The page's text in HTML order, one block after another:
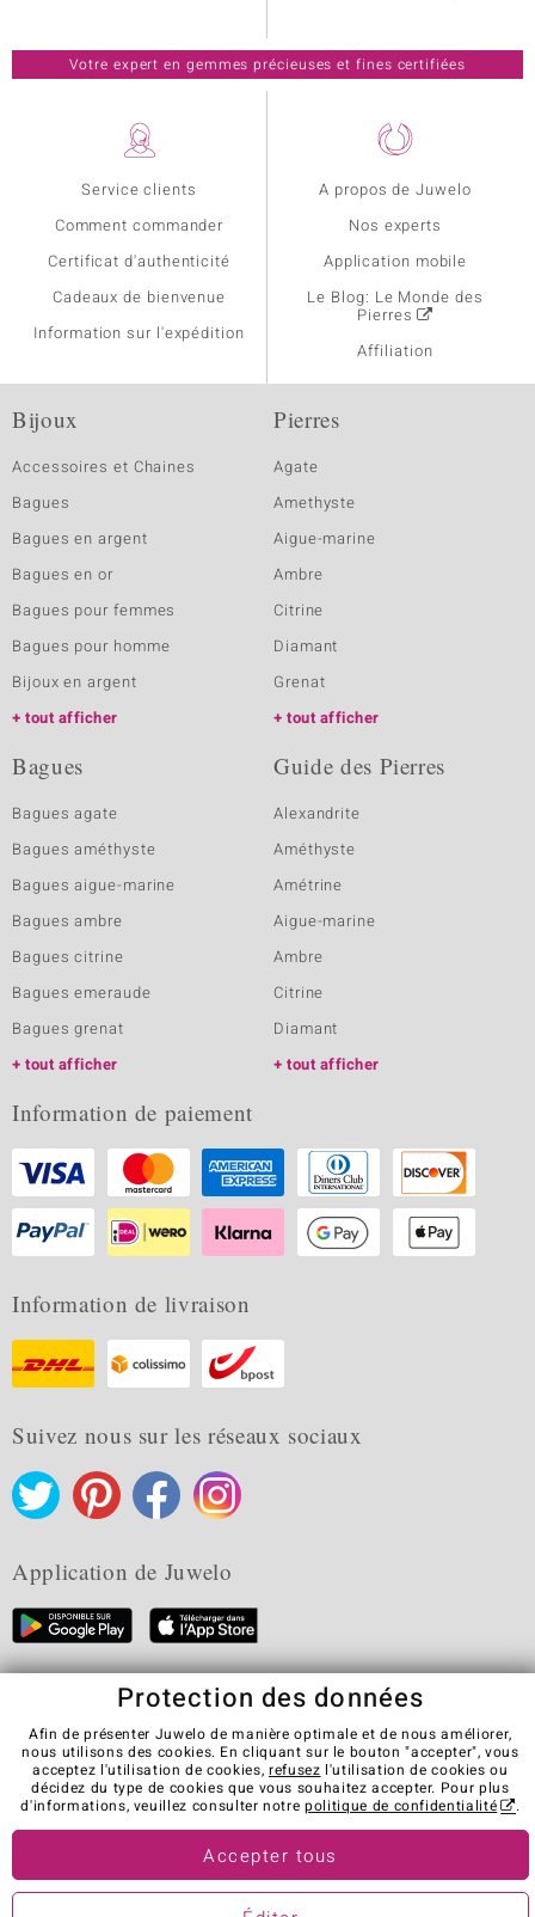
Service clients
Comment commander
Certificat d'authenticité
Cadeaux de bienvenue
Information sur l'expédition
A propos de Juwelo
Nos experts
Application mobile
Le Blog: Le Monde des
Pierres
Affiliation
Votre expert en gemmes précieuses et fines certifiées
Bijoux
Accessoires et Chaines
Bagues
Bagues en argent
Bagues en or
Bagues pour femmes
Bagues pour homme
Bijoux en argent
tout afficher
Pierres
Agate
Amethyste
Aigue-marine
Ambre
Citrine
Diamant
Grenat
tout afficher
Bagues
Bagues agate
Bagues améthyste
Bagues aigue-marine
Bagues ambre
Bagues citrine
Bagues emeraude
Bagues grenat
tout afficher
Guide des Pierres
Alexandrite
Améthyste
Amétrine
Aigue-marine
Ambre
Citrine
Diamant
tout afficher
Information de paiement
Information de livraison
Suivez nous sur les réseaux sociaux
Application de Juwelo
CGV Protection des données
Cookies
Mentions légales
Contact
Révocation du contrat
Visit our stores in other countries:
© Juwelo Deutschland GmbH (une société de elumeo SE)
Protection des données
Afin de présenter Juwelo de manière optimale et de nous améliorer,
nous utilisons des cookies. En cliquant sur le bouton "accepter", vous
acceptez l'utilisation de cookies, refusez l'utilisation de cookies ou
décidez du type de cookies que vous souhaitez accepter. Pour plus
d'informations, veuillez consulter notrepolitique de confidentialité .
Accepter tous